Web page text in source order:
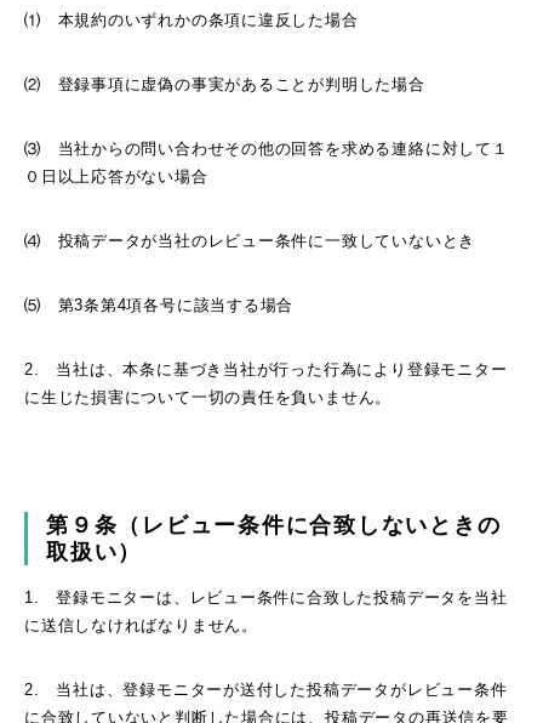
⑴ 本規約のいずれかの条項に違反した場合
⑵ 登録事項に虚偽の事実があることが判明した場合
⑶ 当社からの問い合わせその他の回答を求める連絡に対して１
０日以上応答がない場合
⑷ 投稿データが当社のレビュー条件に一致していないとき
⑸ 第3条第4項各号に該当する場合
2. 当社は、本条に基づき当社が行った行為により登録モニター
に生じた損害について一切の責任を負いません。
第９条（レビュー条件に合致しないときの
取扱い）
1. 登録モニターは、レビュー条件に合致した投稿データを当社
に送信しなければなりません。
2. 当社は、登録モニターが送付した投稿データがレビュー条件
に合致していないと判断した場合には、投稿データの再送信を要